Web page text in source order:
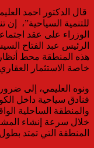
قال الدكتور احمد
للتنمية السياحية”،
الوزراء على عقد
الرئيس عبد الفتاح
هذه المنطقة محط
خاصة الاستثمار
ونوه العليمي، إلى
فنادق سياحية داخل
والمنطقة الساحلية
خلال سرعة إنشاء
المنطقة التي تمتد بطول 400 كيلو متر على الساحل مباشرة.